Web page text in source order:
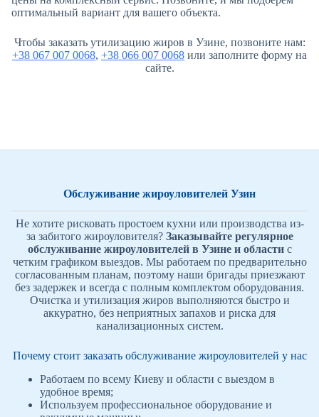
оптимальный вариант для вашего объекта.
Чтобы заказать утилизацию жиров в Узине, позвоните нам:
+38 067 007 0068, +38 066 007 0068 или заполните форму на
сайте.
Обслуживание жироуловителей Узин
Не хотите рисковать простоем кухни или производства из-
за забитого жироуловителя? Заказывайте регулярное
обслуживание жироуловителей в Узине и областис
четким графиком выездов. Мы работаем по предварительно
согласованным планам, поэтому наши бригады приезжают
без задержек и всегда с полным комплектом оборудования.
Очистка и утилизация жиров выполняются быстро и
аккуратно, без неприятных запахов и риска для
канализационных систем.
Почему стоит заказать обслуживание жироуловителей у нас
Работаем по всему Киеву и области с выездом в
удобное время;
Используем профессиональное оборудование и